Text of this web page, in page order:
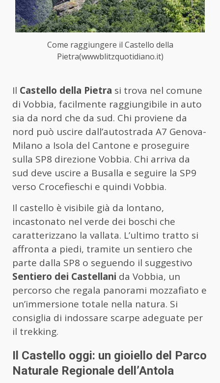
Come raggiungere il Castello della
Pietra(wwwblitzquotidiano.it)
Il Castello della Pietra si trova nel comune
di Vobbia, facilmente raggiungibile in auto
sia da nord che da sud. Chi proviene da
nord può uscire dall’autostrada A7 Genova-
Milano a Isola del Cantone e proseguire
sulla SP8 direzione Vobbia. Chi arriva da
sud deve uscire a Busalla e seguire la SP9
verso Crocefieschi e quindi Vobbia.
Il castello è visibile già da lontano,
incastonato nel verde dei boschi che
caratterizzano la vallata. L’ultimo tratto si
affronta a piedi, tramite un sentiero che
parte dalla SP8 o seguendo il suggestivo
Sentiero dei Castellani da Vobbia, un
percorso che regala panorami mozzafiato e
un’immersione totale nella natura. Si
consiglia di indossare scarpe adeguate per
il trekking.
Il Castello oggi: un gioiello del Parco
Naturale Regionale dell’Antola